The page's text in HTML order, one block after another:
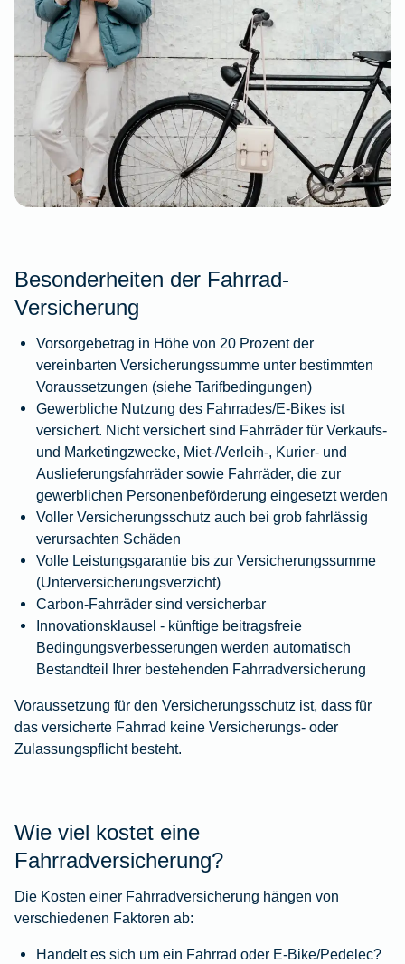
Besonderheiten der Fahrrad-
Versicherung
Vorsorgebetrag in Höhe von 20 Prozent der
vereinbarten Versicherungssumme unter bestimmten
Voraussetzungen (siehe Tarifbedingungen)
Gewerbliche Nutzung des Fahrrades/E-Bikes ist
versichert. Nicht versichert sind Fahrräder für Verkaufs-
und Marketingzwecke, Miet-/Verleih-, Kurier- und
Auslieferungsfahrräder sowie Fahrräder, die zur
gewerblichen Personenbeförderung eingesetzt werden
Voller Versicherungsschutz auch bei grob fahrlässig
verursachten Schäden
Volle Leistungsgarantie bis zur Versicherungssumme
(Unterversicherungsverzicht)
Carbon-Fahrräder sind versicherbar
Innovationsklausel - künftige beitragsfreie
Bedingungsverbesserungen werden automatisch
Bestandteil Ihrer bestehenden Fahrradversicherung
Voraussetzung für den Versicherungsschutz ist, dass für
das versicherte Fahrrad keine Versicherungs- oder
Zulassungspflicht besteht.
Wie viel kostet eine
Fahrradversicherung?
Die Kosten einer Fahrradversicherung hängen von
verschiedenen Faktoren ab:
Handelt es sich um ein Fahrrad oder E-Bike/Pedelec?